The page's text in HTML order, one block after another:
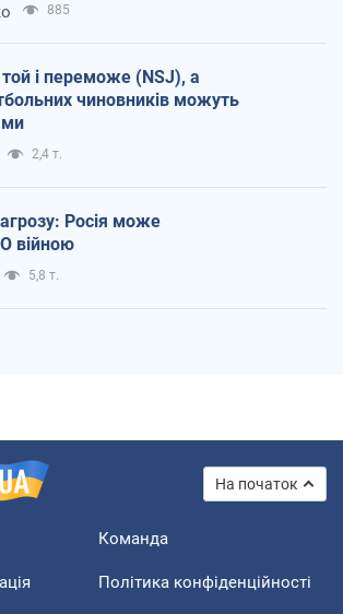
885
і переможе (NSJ), а
чиновників можуть
2,4 т.
Росія може
війною
5,8 т.
На початок
Команда
Політика конфіденційності